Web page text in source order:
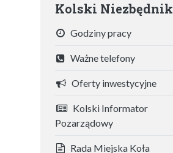
Kolski Niezbędnik
Godziny pracy
Ważne telefony
Oferty inwestycyjne
Kolski Informator
Pozarządowy
Rada Miejska Koła